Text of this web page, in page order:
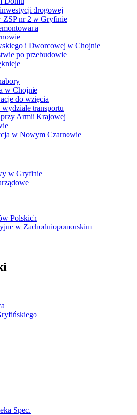
drogowej
ZSP nr 2 w Gryfinie
i Dworcowej w Chojnie
po przebudowie
w Chojnie
do wzięcia
transportu
Armii Krajowej
w Nowym Czarnowie
Spec.